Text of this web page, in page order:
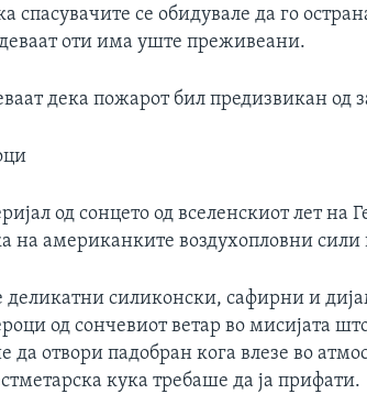
спасувачите се обидувале да го
оти има уште преживеани.
дека пожарот бил предизвикан од
од сонцето од вселенскиот лет на
на американките воздухопловни сили
деликатни силиконски, сафирни и
од сончевиот ветар во мисијата
да отвори падобран кога влезе во
кука требаше да ја прифати.